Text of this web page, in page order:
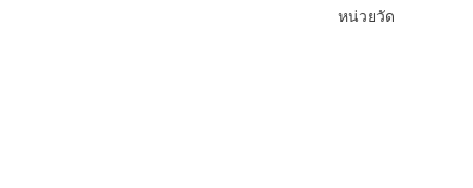
หน่วยวัด